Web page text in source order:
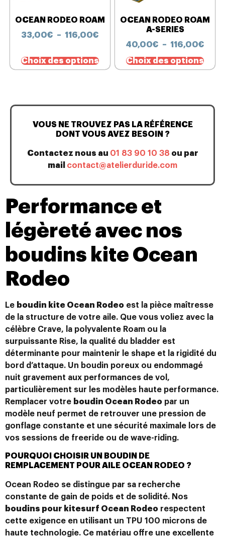
OCEAN RODEO ROAM
33,00€ – 116,00€
Choix des options
OCEAN RODEO ROAM
A-SERIES
40,00€ – 116,00€
Choix des options
VOUS NE TROUVEZ PAS LA RÉFÉRENCE
DONT VOUS AVEZ BESOIN ?
Contactez nous au 01 83 90 10 38 ou par
mail contact@atelierduride.com
Performance et
légèreté avec nos
boudins kite Ocean
Rodeo
Le boudin kite Ocean Rodeo est la pièce maîtresse
de la structure de votre aile. Que vous voliez avec la
célèbre Crave, la polyvalente Roam ou la
surpuissante Rise, la qualité du bladder est
déterminante pour maintenir le shape et la rigidité du
bord d’attaque. Un boudin poreux ou endommagé
nuit gravement aux performances de vol,
particulièrement sur les modèles haute performance.
Remplacer votre boudin Ocean Rodeo par un
modèle neuf permet de retrouver une pression de
gonflage constante et une sécurité maximale lors de
vos sessions de freeride ou de wave-riding.
POURQUOI CHOISIR UN BOUDIN DE
REMPLACEMENT POUR AILE OCEAN RODEO ?
Ocean Rodeo se distingue par sa recherche
constante de gain de poids et de solidité. Nos
boudins pour kitesurf Ocean Rodeo respectent
cette exigence en utilisant un TPU 100 microns de
haute technologie. Ce matériau offre une excellente